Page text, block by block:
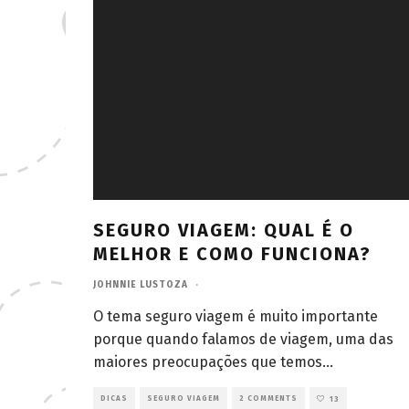
SEGURO VIAGEM: QUAL É O
MELHOR E COMO FUNCIONA?
JOHNNIE LUSTOZA ·
O tema seguro viagem é muito importante
porque quando falamos de viagem, uma das
maiores preocupações que temos...
DICAS SEGURO VIAGEM 2 COMMENTS 13